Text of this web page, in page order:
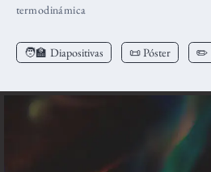
termodinámica
🧑‍🏫 Diapositivas 📜 Póster ✏️